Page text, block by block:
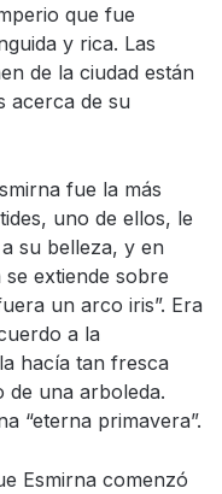
que fue
y rica. Las
de la ciudad están
acerca de su
fue la más
uno de ellos, le
su belleza, y en
extiende sobre
un arco iris”. Era
a la
hacía tan fresca
de una arboleda.
“eterna primavera”.
Esmirna comenzó